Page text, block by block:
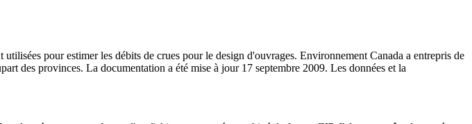
pour estimer les débits de crues pour le design d'ouvrages. Environnement Canada a entrepris de
des provinces. La documentation a été mise à jour 17 septembre 2009. Les données et la